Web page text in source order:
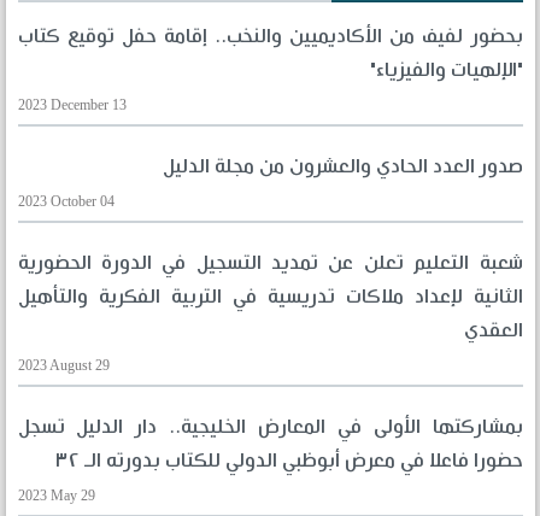
بحضور لفيف من الأكاديميين والنخب.. إقامة حفل توقيع كتاب
"الإلهيات والفيزياء"
2023 December 13
صدور العدد الحادي والعشرون من مجلة الدليل
2023 October 04
شعبة التعليم تعلن عن تمديد التسجيل في الدورة الحضورية
الثانية لإعداد ملاكات تدريسية في التربية الفكرية والتأهيل
العقدي
2023 August 29
بمشاركتها الأولى في المعارض الخليجية.. دار الدليل تسجل
حضورا فاعلا في معرض أبوظبي الدولي للكتاب بدورته الـ ٣٢
2023 May 29